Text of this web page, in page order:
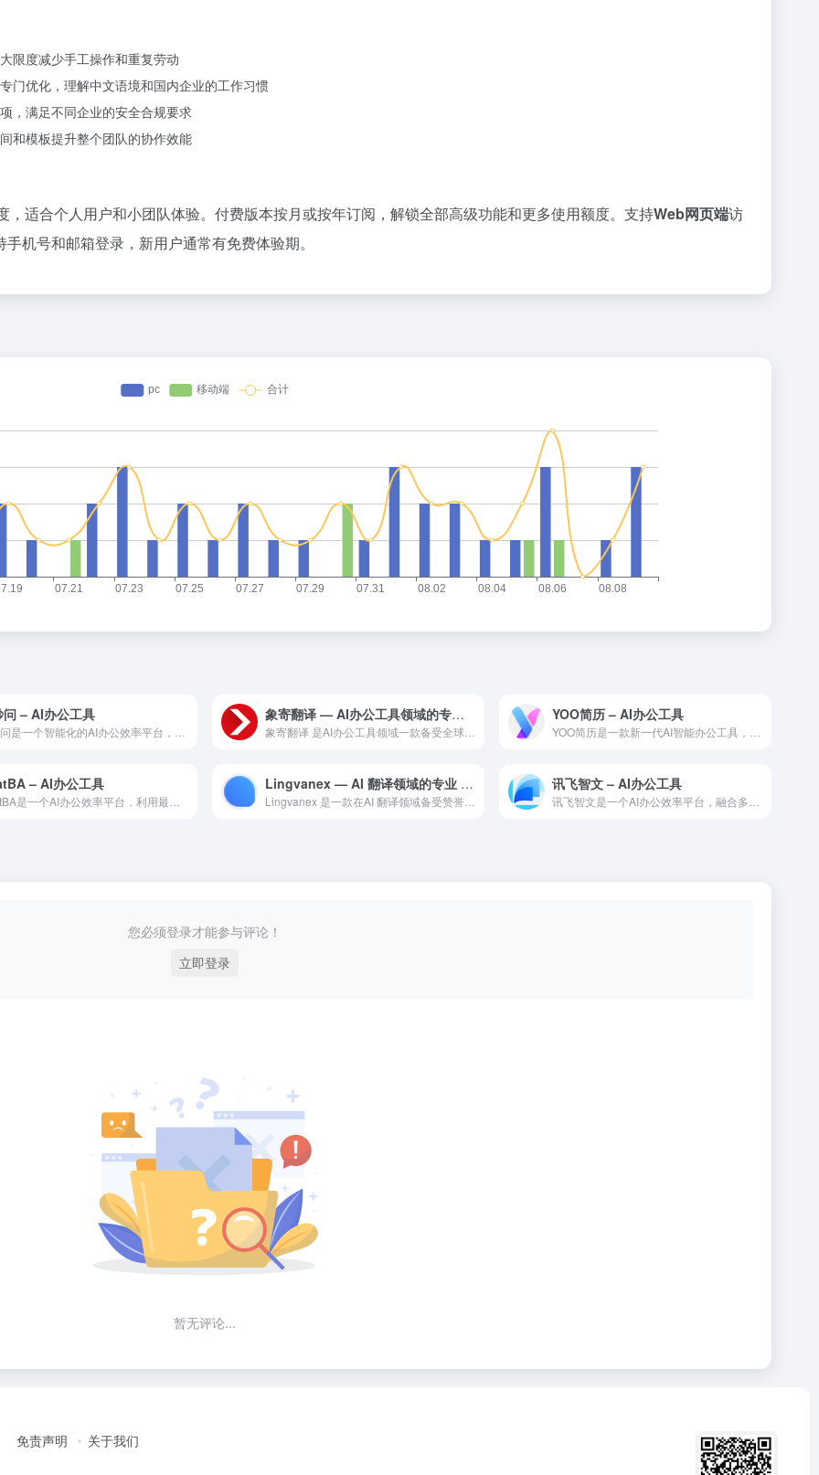
限度减少手工操作和重复劳动
门优化，理解中文语境和国内企业的工作习惯
，满足不同企业的安全合规要求
和模板提升整个团队的协作效能
，适合个人用户和小团队体验。付费版本按月或按年订阅，解锁全部高级功能和更多使用额度。支持Web网页端访
机号和邮箱登录，新用户通常有免费体验期。
问 – AI办公工具 象寄翻译 — AI办公工具领域的专业 AI 工具 YOO简历 – AI办公工具
– AI办公工具 Lingvanex — AI 翻译领域的专业 AI 工具 讯飞智文 – AI办公工具
您必须登录才能参与评论！
立即登录
暂无评论...
免责声明 关于我们